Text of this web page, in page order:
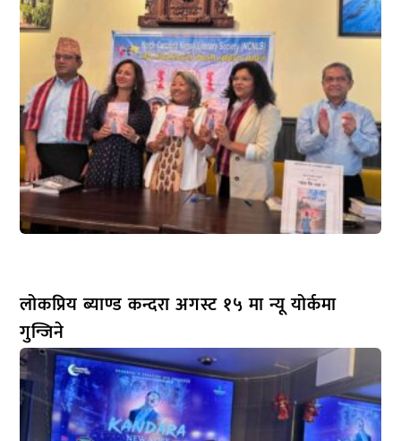
लोकप्रिय ब्याण्ड कन्दरा अगस्ट १५ मा न्यू योर्कमा
गुन्जिने